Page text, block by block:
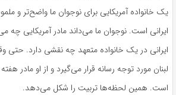
یک خانواده آمریکایی برای نوجوان ما واضح‌تر و
ایرانی است. نوجوان ما می‌داند مادر آمریکایی چه
ایرانی در یک خانواده متعهد چه نقشی دارد. حتی
لبنان مورد توجه رسانه قرار می‌گیرد و از او مادر
است. همین لحظه‌ها تربیت را شکل می‌دهد.